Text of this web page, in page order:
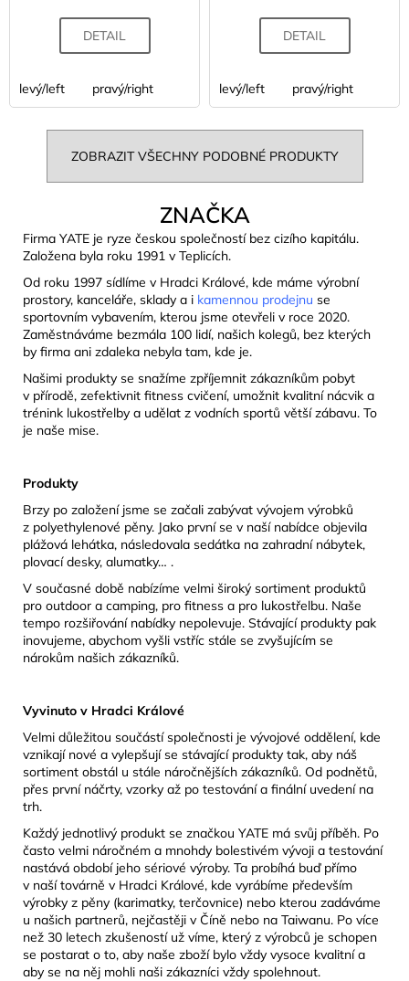
DETAIL
levý/left pravý/right
DETAIL
levý/left pravý/right
ZOBRAZIT VŠECHNY PODOBNÉ PRODUKTY
ZNAČKA
Firma YATE je ryze českou společností bez cizího kapitálu.
Založena byla roku 1991 v Teplicích.
Od roku 1997 sídlíme v Hradci Králové, kde máme výrobní
prostory, kanceláře, sklady a i kamennou prodejnu se
sportovním vybavením, kterou jsme otevřeli v roce 2020.
Zaměstnáváme bezmála 100 lidí, našich kolegů, bez kterých
by firma ani zdaleka nebyla tam, kde je.
Našimi produkty se snažíme zpříjemnit zákazníkům pobyt
v přírodě, zefektivnit fitness cvičení, umožnit kvalitní nácvik a
trénink lukostřelby a udělat z vodních sportů větší zábavu. To
je naše mise.
Produkty
Brzy po založení jsme se začali zabývat vývojem výrobků
z polyethylenové pěny. Jako první se v naší nabídce objevila
plážová lehátka, následovala sedátka na zahradní nábytek,
plovací desky, alumatky… .
V současné době nabízíme velmi široký sortiment produktů
pro outdoor a camping, pro fitness a pro lukostřelbu. Naše
tempo rozšiřování nabídky nepolevuje. Stávající produkty pak
inovujeme, abychom vyšli vstříc stále se zvyšujícím se
nárokům našich zákazníků.
Vyvinuto v Hradci Králové
Velmi důležitou součástí společnosti je vývojové oddělení, kde
vznikají nové a vylepšují se stávající produkty tak, aby náš
sortiment obstál u stále náročnějších zákazníků. Od podnětů,
přes první náčrty, vzorky až po testování a finální uvedení na
trh.
Každý jednotlivý produkt se značkou YATE má svůj příběh. Po
často velmi náročném a mnohdy bolestivém vývoji a testování
nastává období jeho sériové výroby. Ta probíhá buď přímo
v naší továrně v Hradci Králové, kde vyrábíme především
výrobky z pěny (karimatky, terčovnice) nebo kterou zadáváme
u našich partnerů, nejčastěji v Číně nebo na Taiwanu. Po více
než 30 letech zkušeností už víme, který z výrobců je schopen
se postarat o to, aby naše zboží bylo vždy vysoce kvalitní a
aby se na něj mohli naši zákazníci vždy spolehnout.